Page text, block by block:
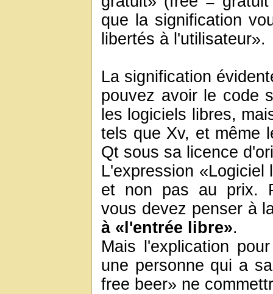
que la signification
libertés à l'utilisateur».
La signification
pouvez avoir le code
les logiciels libres,
tels que Xv, et même
Qt sous sa licence
L'expression
et non pas au prix.
vous devez penser à
à «l'entrée libre».
Mais l'explication
une personne qui a
free beer» ne